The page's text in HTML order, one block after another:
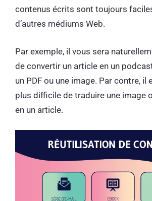
contenus écrits sont toujours
d’autres médiums Web.
Par exemple, il vous sera
de convertir un article en un
un PDF ou une image. Par contre, il
plus difficile de traduire une image
en un article.